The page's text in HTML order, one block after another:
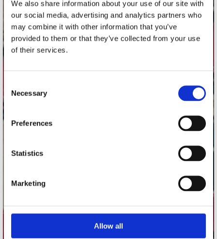
We also share information about your use of our site with
our social media, advertising and analytics partners who
may combine it with other information that you’ve
provided to them or that they’ve collected from your use
of their services.
Selection
Necessary
Preferences
Statistics
Marketing
Allow all
contact
Stuur ons een e-mail
webwinkel@platomania.nl
Plato Leiden